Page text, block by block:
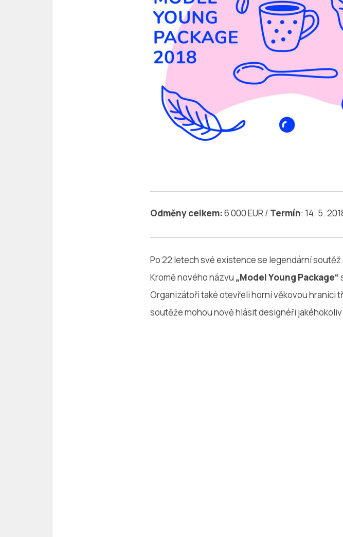
Odměny celkem:6 000 EUR / Termín: 14.
Po 22 letech své existence se legendární
Kromě nového názvu „Model Young Package“
Organizátoři také otevřeli horní věkovou hranici
soutěže mohou nově hlásit designéři